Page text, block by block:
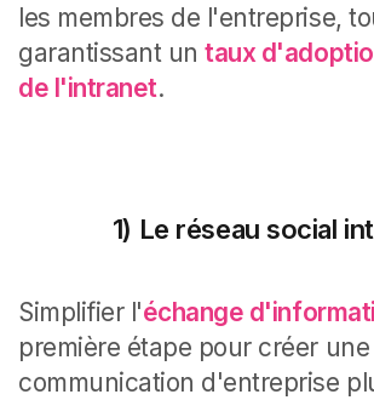
les membres de l'entreprise,
garantissant untaux
de l'intranet.
1) Le réseau social
Simplifier l'échange
première étape pour créer une
communication d'entreprise